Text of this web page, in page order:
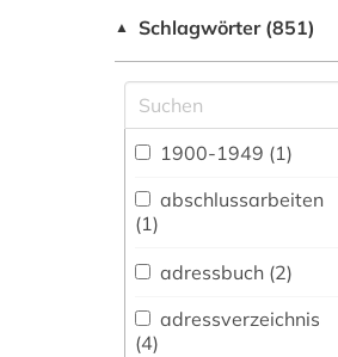
fachübergreifende
Allgemeine und
vergleichende Sprach-
und
Literaturwissenschaft.
Indogermanistik.
Außereuropäische
Literaturen (22)
Anglistik.
Amerikanistik (14)
▲ Schlagwörter (851)
1900-1949 (1)
abschlussarbeiten
(1)
adressbuch (2)
adressverzeichnis
(4)